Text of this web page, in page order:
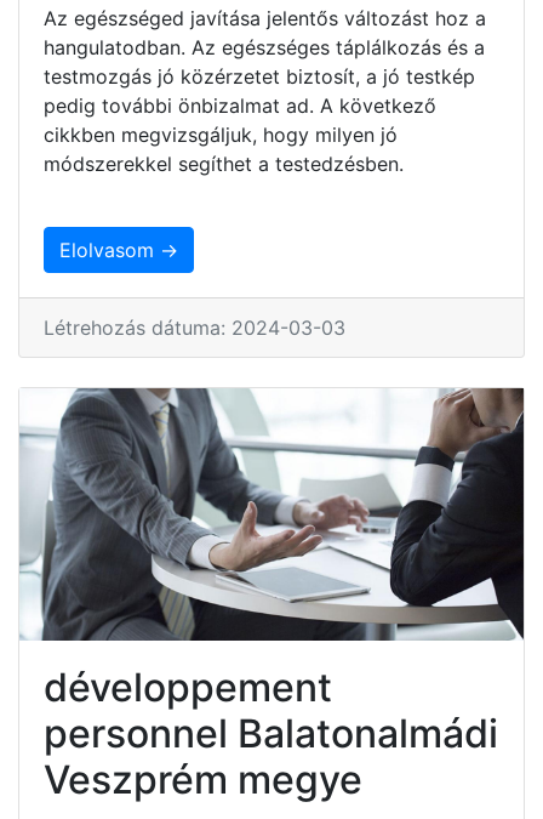
Az egészséged javítása jelentős változást hoz a
hangulatodban. Az egészséges táplálkozás és a
testmozgás jó közérzetet biztosít, a jó testkép
pedig további önbizalmat ad. A következő
cikkben megvizsgáljuk, hogy milyen jó
módszerekkel segíthet a testedzésben.
Elolvasom →
Létrehozás dátuma: 2024-03-03
développement
personnel Balatonalmádi
Veszprém megye